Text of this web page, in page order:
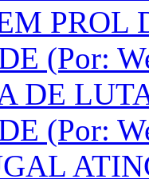
DE
(Por: